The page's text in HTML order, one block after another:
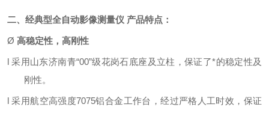
二、经典型全自动影像测量仪 产品特点：
Ø 高稳定性，高刚性
l采用山东济南青“00”级花岗石底座及立柱，保证了*的稳定性及
刚性。
l采用航空高强度7075铝合金工作台，经过严格人工时效，保证